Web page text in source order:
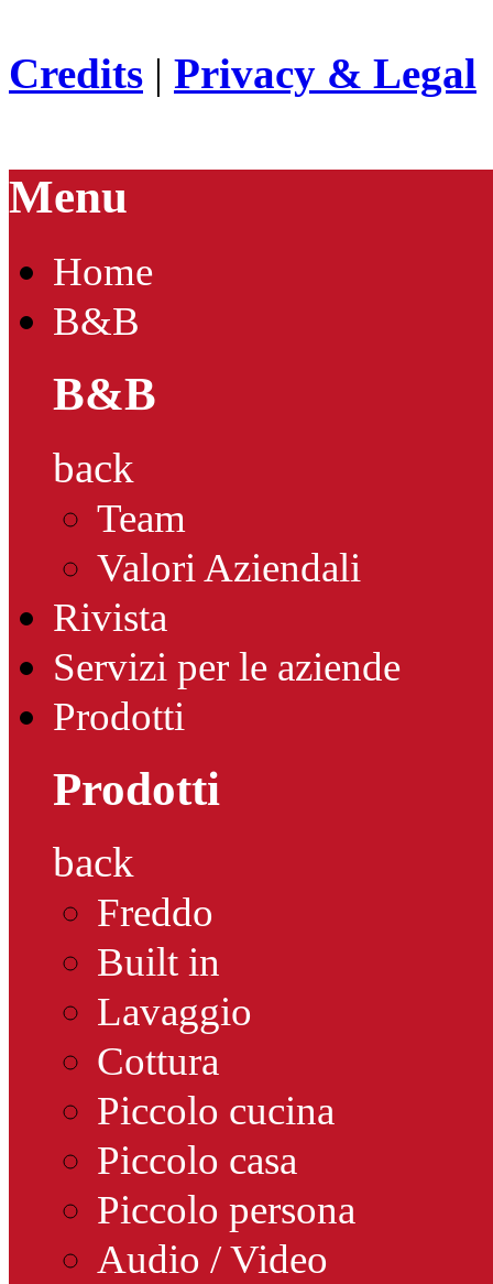
Credits | Privacy & Legal
Menu
Home
B&B
B&B
back
Team
Valori Aziendali
Rivista
Servizi per le aziende
Prodotti
Prodotti
back
Freddo
Built in
Lavaggio
Cottura
Piccolo cucina
Piccolo casa
Piccolo persona
Audio / Video